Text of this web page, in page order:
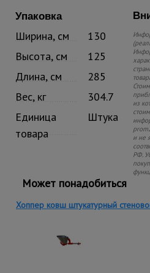
Упаковка
Ширина, см
130
Высота, см
125
Длина, см
285
Вес, кг
304.7
Единица
товара
Штука
из
и не
РФ.
Может понадобиться
Хоппер ковш штукатурный